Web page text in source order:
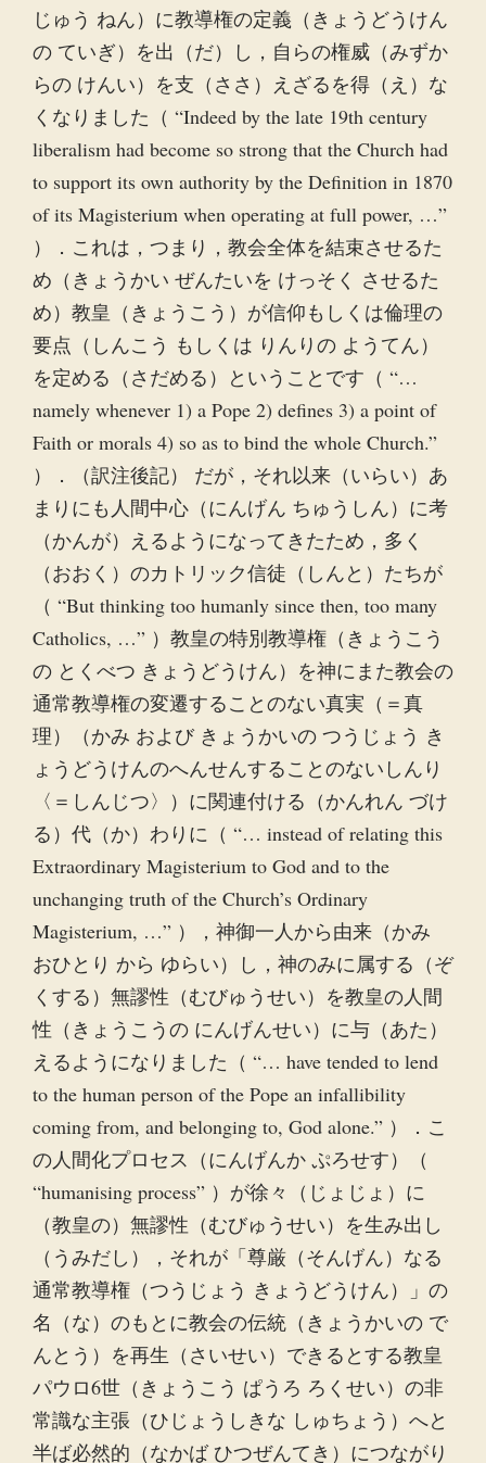
じゅう ねん）に教導権の定義（きょうどうけん
の ていぎ）を出（だ）し，自らの権威（みずか
らの けんい）を支（ささ）えざるを得（え）な
くなりました（ “Indeed by the late 19th century
liberalism had become so strong that the Church had
to support its own authority by the Definition in 1870
of its Magisterium when operating at full power, …”
）．これは，つまり，教会全体を結束させるた
め（きょうかい ぜんたいを けっそく させるた
め）教皇（きょうこう）が信仰もしくは倫理の
要点（しんこう もしくは りんりの ようてん）
を定める（さだめる）ということです（ “…
namely whenever 1) a Pope 2) defines 3) a point of
Faith or morals 4) so as to bind the whole Church.”
）．（訳注後記） だが，それ以来（いらい）あ
まりにも人間中心（にんげん ちゅうしん）に考
（かんが）えるようになってきたため，多く
（おおく）のカトリック信徒（しんと）たちが
（ “But thinking too humanly since then, too many
Catholics, …” ）教皇の特別教導権（きょうこう
の とくべつ きょうどうけん）を神にまた教会の
通常教導権の変遷することのない真実（＝真
理）（かみ および きょうかいの つうじょう き
ょうどうけんのへんせんすることのないしんり
〈＝しんじつ〉）に関連付ける（かんれん づけ
る）代（か）わりに（ “… instead of relating this
Extraordinary Magisterium to God and to the
unchanging truth of the Church’s Ordinary
Magisterium, …” ），神御一人から由来（かみ
おひとり から ゆらい）し，神のみに属する（ぞ
くする）無謬性（むびゅうせい）を教皇の人間
性（きょうこうの にんげんせい）に与（あた）
えるようになりました（ “… have tended to lend
to the human person of the Pope an infallibility
coming from, and belonging to, God alone.” ）．こ
の人間化プロセス（にんげんか ぷろせす）（
“humanising process” ）が徐々（じょじょ）に
（教皇の）無謬性（むびゅうせい）を生み出し
（うみだし），それが「尊厳（そんげん）なる
通常教導権（つうじょう きょうどうけん）」の
名（な）のもとに教会の伝統（きょうかいの で
んとう）を再生（さいせい）できるとする教皇
パウロ6世（きょうこう ぱうろ ろくせい）の非
常識な主張（ひじょうしきな しゅちょう）へと
半ば必然的（なかば ひつぜんてき）につながり